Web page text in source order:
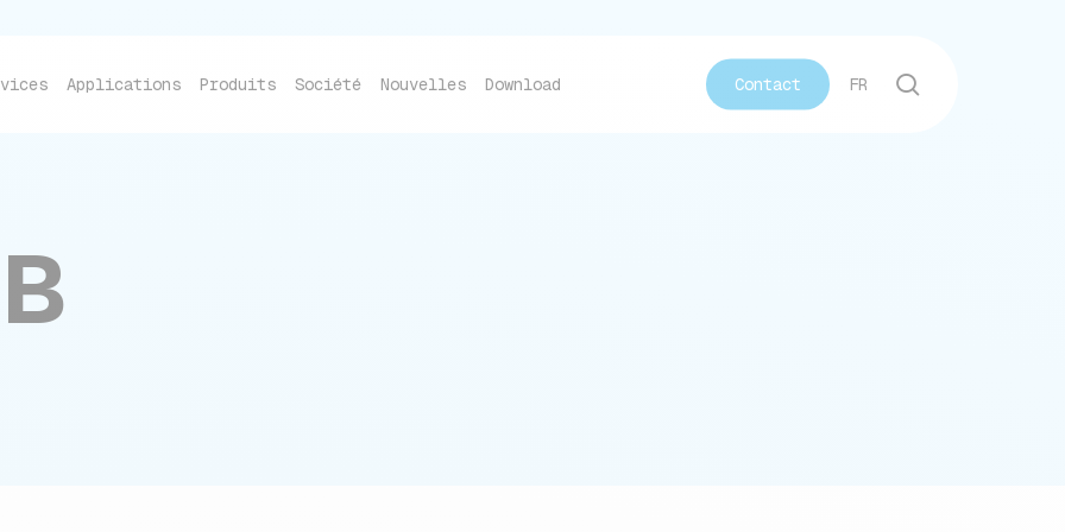
Applications Produits Société Nouvelles Download Contact FR